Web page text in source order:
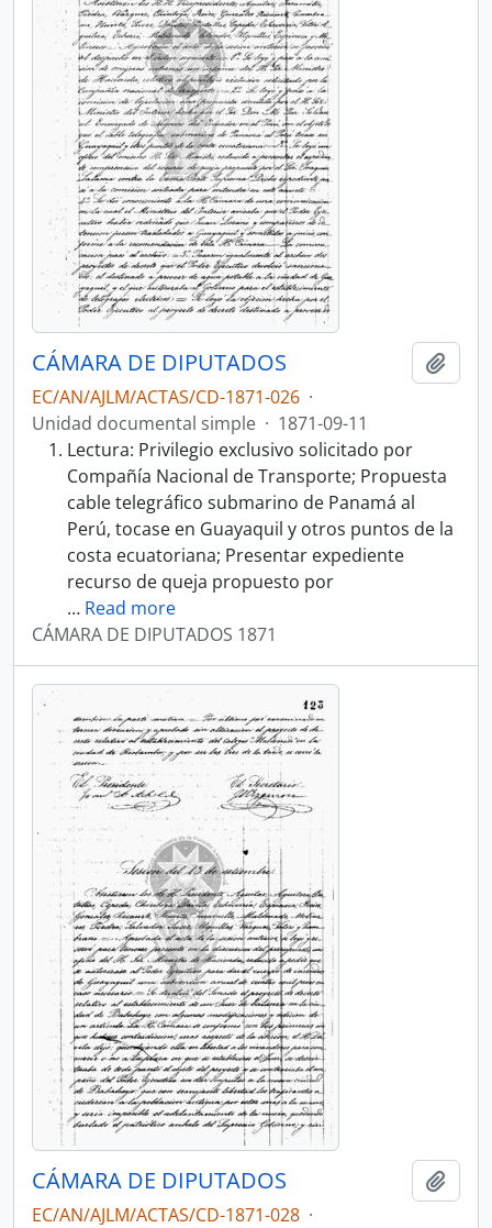
CÁMARA DE DIPUTADOS
EC/AN/AJLM/ACTAS/CD-1871-026 ·
Unidad documental simple · 1871-09-11
Lectura: Privilegio exclusivo solicitado por
Compañía Nacional de Transporte; Propuesta
cable telegráfico submarino de Panamá al
Perú, tocase en Guayaquil y otros puntos de la
costa ecuatoriana; Presentar expediente
recurso de queja propuesto por
… Read more
CÁMARA DE DIPUTADOS 1871
CÁMARA DE DIPUTADOS
EC/AN/AJLM/ACTAS/CD-1871-028 ·